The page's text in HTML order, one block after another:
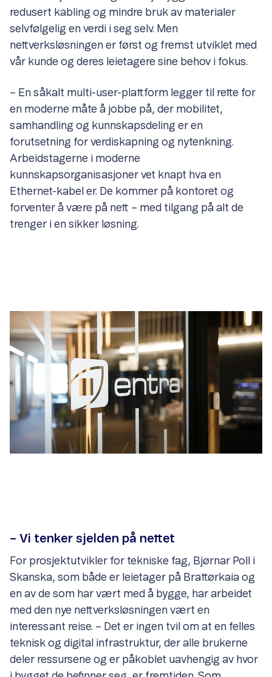
redusert kabling og mindre bruk av materialer
selvfølgelig en verdi i seg selv. Men
nettverksløsningen er først og fremst utviklet med
vår kunde og deres leietagere sine behov i fokus.
– En såkalt multi-user-plattform legger til rette for
en moderne måte å jobbe på, der mobilitet,
samhandling og kunnskapsdeling er en
forutsetning for verdiskapning og nytenkning.
Arbeidstagerne i moderne
kunnskapsorganisasjoner vet knapt hva en
Ethernet-kabel er. De kommer på kontoret og
forventer å være på nett – med tilgang på alt de
trenger i en sikker løsning.
– Vi tenker sjelden på nettet
For prosjektutvikler for tekniske fag, Bjørnar Poll i
Skanska, som både er leietager på Brattørkaia og
en av de som har vært med å bygge, har arbeidet
med den nye nettverksløsningen vært en
interessant reise. – Det er ingen tvil om at en felles
teknisk og digital infrastruktur, der alle brukerne
deler ressursene og er påkoblet uavhengig av hvor